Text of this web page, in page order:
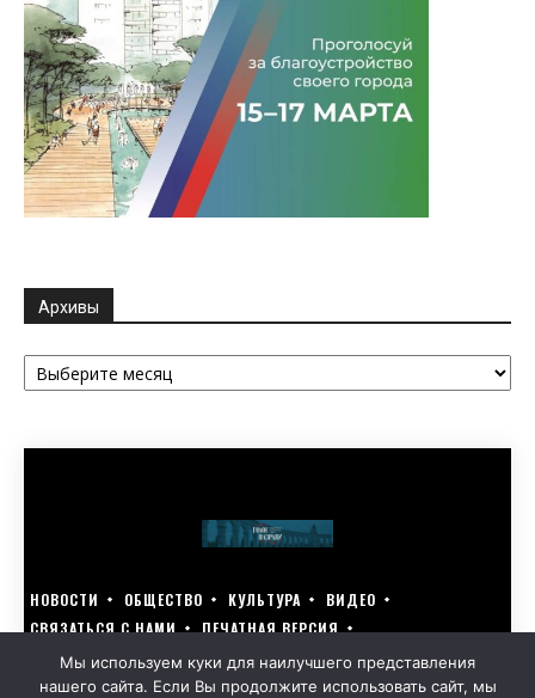
Архивы
Архивы
НОВОСТИ ОБЩЕСТВО КУЛЬТУРА
ВИДЕО
СВЯЗАТЬСЯ С НАМИ
ПЕЧАТНАЯ ВЕРСИЯ
ГОЛОСУЙ ЗА БЛАГОУСТРОЙСТВО СВОЕГО ГОРОДА 15–17 МАРТА
GOLOS-NAZRANI.RU ВСЕ ПРАВА ЗАЩИЩЕНЫ | РАЗРАБОТАНО KARTOEV.RU
Мы используем куки для наилучшего представления
нашего сайта. Если Вы продолжите использовать сайт, мы